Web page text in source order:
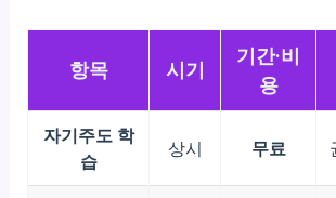
항목 시기
기간·비
용
자기주도 학
습
상시 무료